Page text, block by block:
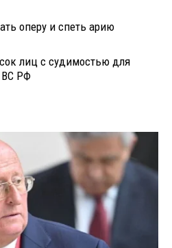
оперу и спеть арию
лиц с судимостью для
ВС РФ